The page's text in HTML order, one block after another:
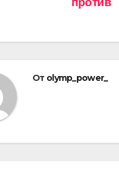
От olymp_power_